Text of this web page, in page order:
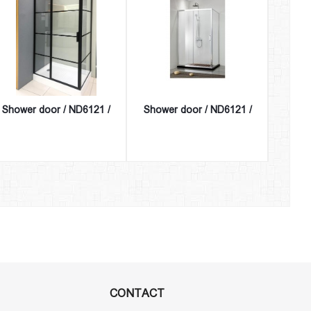
Shower door / ND6121 / Shower door / ND6121 /
CONTACT